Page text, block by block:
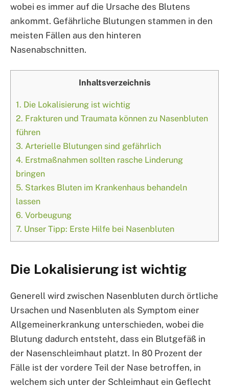
wobei es immer auf die Ursache des Blutens
ankommt. Gefährliche Blutungen stammen in den
meisten Fällen aus den hinteren
Nasenabschnitten.
Inhaltsverzeichnis
1. Die Lokalisierung ist wichtig
2. Frakturen und Traumata können zu Nasenbluten
führen
3. Arterielle Blutungen sind gefährlich
4. Erstmaßnahmen sollten rasche Linderung
bringen
5. Starkes Bluten im Krankenhaus behandeln
lassen
6. Vorbeugung
7. Unser Tipp: Erste Hilfe bei Nasenbluten
Die Lokalisierung ist wichtig
Generell wird zwischen Nasenbluten durch örtliche
Ursachen und Nasenbluten als Symptom einer
Allgemeinerkrankung unterschieden, wobei die
Blutung dadurch entsteht, dass ein Blutgefäß in
der Nasenschleimhaut platzt. In 80 Prozent der
Fälle ist der vordere Teil der Nase betroffen, in
welchem sich unter der Schleimhaut ein Geflecht